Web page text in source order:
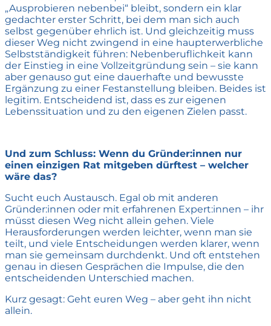
„Ausprobieren nebenbei“ bleibt, sondern ein klar
gedachter erster Schritt, bei dem man sich auch
selbst gegenüber ehrlich ist. Und gleichzeitig muss
dieser Weg nicht zwingend in eine haupterwerbliche
Selbstständigkeit führen: Nebenberuflichkeit kann
der Einstieg in eine Vollzeitgründung sein – sie kann
aber genauso gut eine dauerhafte und bewusste
Ergänzung zu einer Festanstellung bleiben. Beides ist
legitim. Entscheidend ist, dass es zur eigenen
Lebenssituation und zu den eigenen Zielen passt.
Und zum Schluss: Wenn du Gründer:innen nur
einen einzigen Rat mitgeben dürftest – welcher
wäre das?
Sucht euch Austausch. Egal ob mit anderen
Gründer:innen oder mit erfahrenen Expert:innen – ihr
müsst diesen Weg nicht allein gehen. Viele
Herausforderungen werden leichter, wenn man sie
teilt, und viele Entscheidungen werden klarer, wenn
man sie gemeinsam durchdenkt. Und oft entstehen
genau in diesen Gesprächen die Impulse, die den
entscheidenden Unterschied machen.
Kurz gesagt: Geht euren Weg – aber geht ihn nicht
allein.